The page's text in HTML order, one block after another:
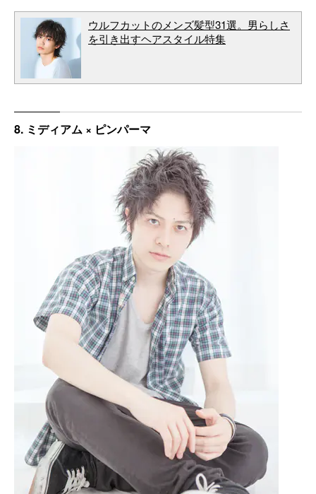
ウルフカットのメンズ髪型31選。男らしさ
を引き出すヘアスタイル特集
8. ミディアム × ピンパーマ